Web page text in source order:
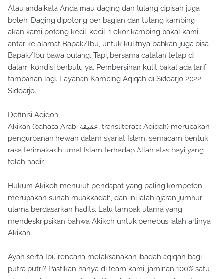
Atau andaikata Anda mau daging dan tulang dipisah juga
boleh. Daging dipotong per bagian dan tulang kambing
akan kami potong kecil-kecil. 1 ekor kambing bakal kami
antar ke alamat Bapak/Ibu, untuk kulitnya bahkan juga bisa
Bapak/Ibu bawa pulang. Tapi, bersama catatan tetap di
dalam kondisi berbulu ya. Pembersihan kulit bakal ada tarif
tambahan lagi. Layanan Kambing Aqiqah di Sidoarjo 2022
Sidoarjo.
Definisi Aqiqoh
Akikah (bahasa Arab: عقيقة, transliterasi: Aqiqah) merupakan
pengurbanan hewan dalam syariat Islam, semacam bentuk
rasa terimakasih umat Islam terhadap Allah atas bayi yang
telah hadir.
Hukum Akikoh menurut pendapat yang paling kompeten
merupakan sunah muakkadah, dan ini ialah ajaran jumhur
ulama berdasarkan hadits. Lalu tampak ulama yang
mendeskripsikan bahwa Akikoh untuk penebus ialah artinya
Akikah.
Ayah serta Ibu rencana melaksanakan ibadah aqiqah bagi
putra putri? Pastikan hanya di team kami, jaminan 100% satu